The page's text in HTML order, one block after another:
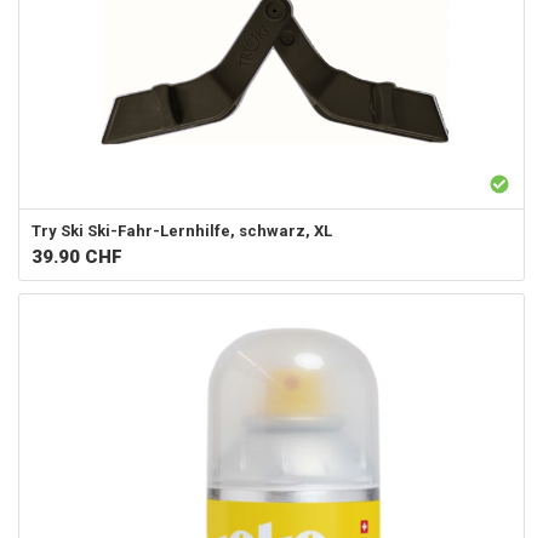
Try Ski Ski-Fahr-Lernhilfe, schwarz, XL
39.90 CHF